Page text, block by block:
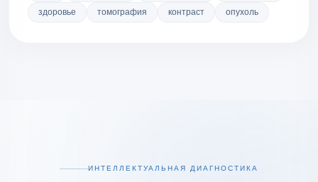
здоровье
томография контраст опухоль
ИНТЕЛЛЕКТУАЛЬНАЯ ДИАГНОСТИКА